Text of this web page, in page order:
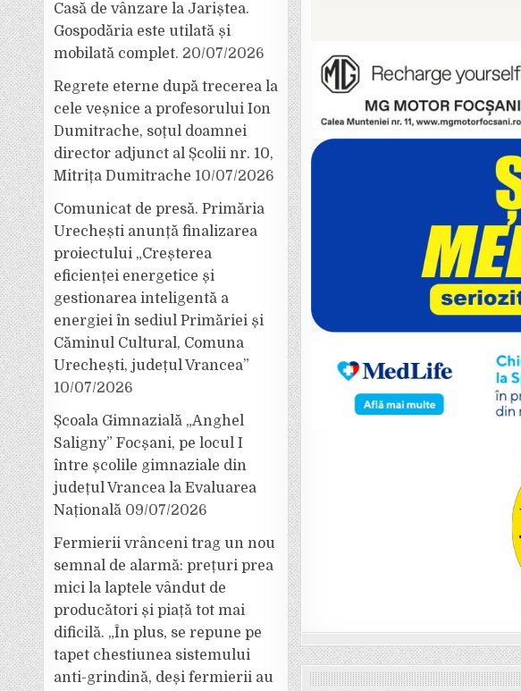
Casă de vânzare la Jariștea.
Gospodăria este utilată și
mobilată complet. 20/07/2026
Regrete eterne după trecerea la
cele veșnice a profesorului Ion
Dumitrache, soțul doamnei
director adjunct al Școlii nr. 10,
Mitrița Dumitrache 10/07/2026
Comunicat de presă. Primăria
Urechești anunță finalizarea
proiectului „Creșterea
eficienței energetice și
gestionarea inteligentă a
energiei în sediul Primăriei și
Căminul Cultural, Comuna
Urechești, județul Vrancea”
10/07/2026
Școala Gimnazială „Anghel
Saligny” Focșani, pe locul I
între școlile gimnaziale din
județul Vrancea la Evaluarea
Națională 09/07/2026
Fermierii vrânceni trag un nou
semnal de alarmă: prețuri prea
mici la laptele vândut de
producători și piață tot mai
dificilă. „În plus, se repune pe
tapet chestiunea sistemului
anti-grindină, deși fermierii au